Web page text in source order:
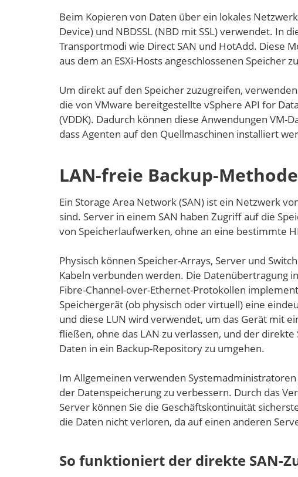
Beim Kopieren von Daten über ein lokales
Device) und NBDSSL (NBD mit SSL) verwendet. In
Transportmodi wie Direct SAN und HotAdd. Diese
aus dem an ESXi-Hosts angeschlossenen Speicher
Um direkt auf den Speicher zuzugreifen,
die von VMware bereitgestellte vSphere API for
(VDDK). Dadurch können diese Anwendungen
dass Agenten auf den Quellmaschinen installiert
LAN-freie Backup-
Ein Storage Area Network (SAN) ist ein Netzwerk
sind. Server in einem SAN haben Zugriff auf die
von Speicherlaufwerken, ohne an eine bestimmte
Physisch können Speicher-Arrays, Server und
Kabeln verbunden werden. Die Datenübertragung
Fibre-Channel-over-Ethernet-Protokollen
Speichergerät (ob physisch oder virtuell) eine
und diese LUN wird verwendet, um das Gerät mit
fließen, ohne das LAN zu verlassen, und der
Daten in ein Backup-Repository zu umgehen.
Im Allgemeinen verwenden
der Datenspeicherung zu verbessern. Durch das
Server können Sie die Geschäftskontinuität
die Daten nicht verloren, da auf einen anderen
So funktioniert der direkte SAN-